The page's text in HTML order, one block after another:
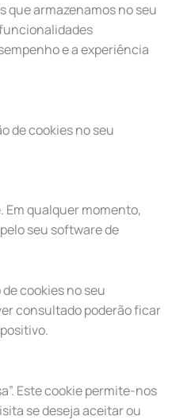
armazenamos no seu
e a experiência
de cookies no seu
Em qualquer momento,
seu software de
cookies no seu
consultado poderão ficar
Este cookie permite-nos
se deseja aceitar ou